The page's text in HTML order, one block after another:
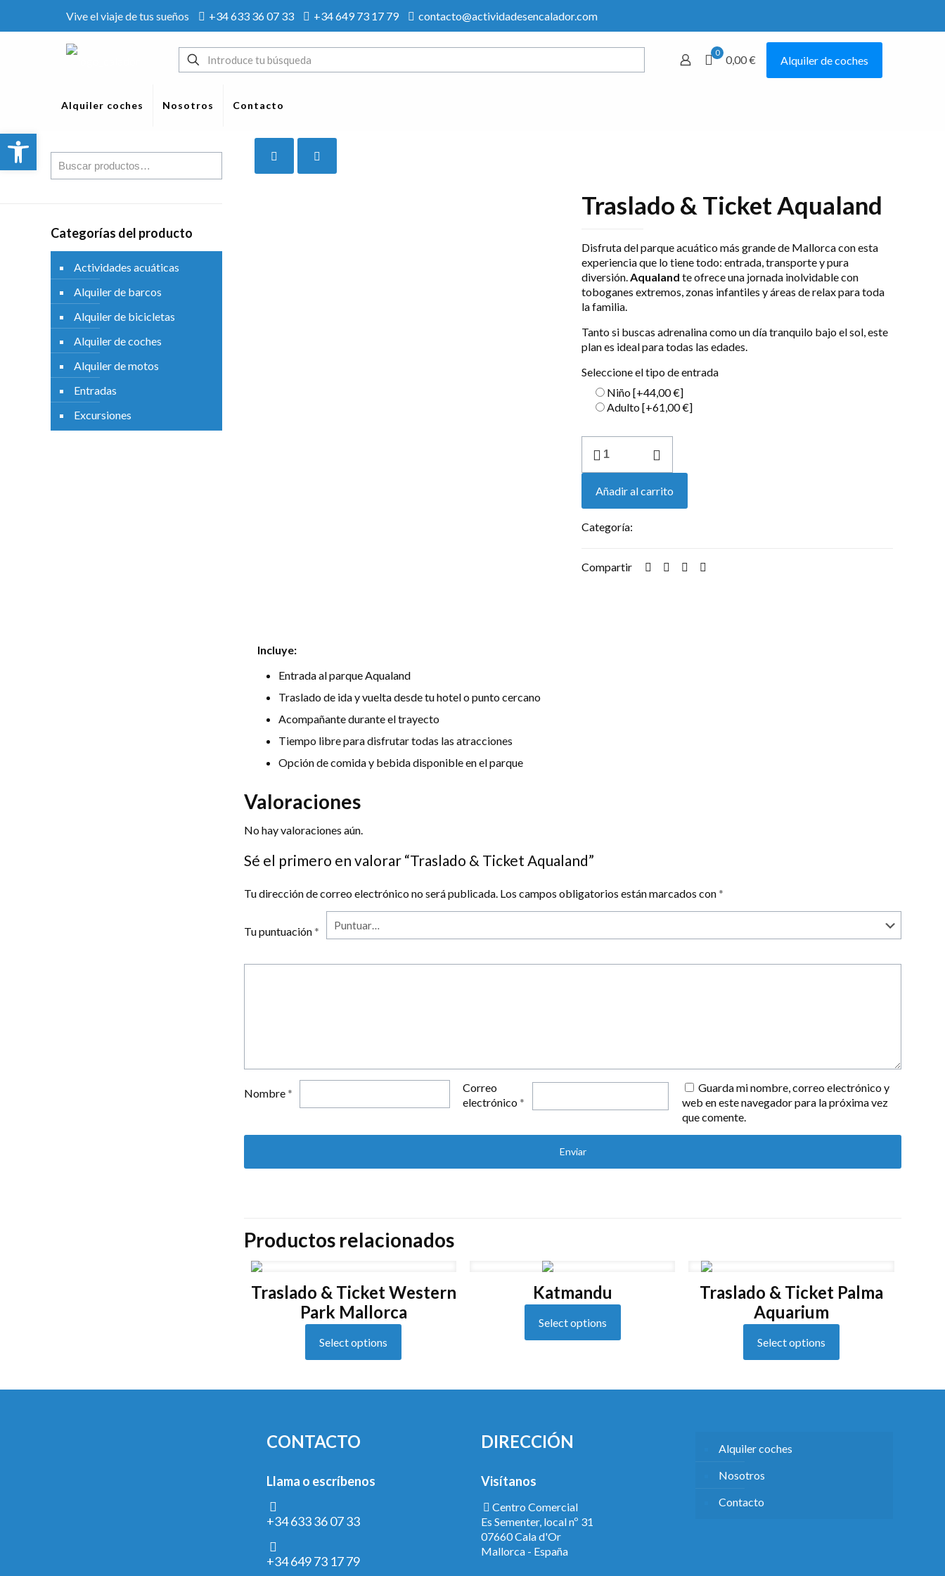
Vive el viaje de tus sueños +34 633 36 07 33 +34 649 73 17 79 contacto@actividadesencalador.com
0
0,00 € Alquiler de coches
Alquiler coches Nosotros Contacto
Traslado & Ticket Aqualand
Disfruta del parque acuático más grande de Mallorca con esta
experiencia que lo tiene todo: entrada, transporte y pura
diversión.Aqualand te ofrece una jornada inolvidable con
toboganes extremos, zonas infantiles y áreas de relax para toda
la familia.
Tanto si buscas adrenalina como un día tranquilo bajo el sol, este
plan es ideal para todas las edades.
Seleccione el tipo de entrada
Niño[+44,00 €]
Adulto[+61,00 €]
Ticket
Aqualand
Añadir al carrito
Categoría:
Compartir
Incluye:
Entrada al parque Aqualand
Traslado de ida y vuelta desde tu hotel o punto cercano
Acompañante durante el trayecto
Tiempo libre para disfrutar todas las atracciones
Opción de comida y bebida disponible en el parque
Valoraciones
No hay valoraciones aún.
Sé el primero en valorar “Traslado & Ticket Aqualand”
Tu dirección de correo electrónico no será publicada. Los campos obligatorios están marcados con*
Tu puntuación*
Nombre*
Correo
electrónico*
Guarda mi nombre, correo electrónico y
web en este navegador para la próxima vez
que comente.
Productos relacionados
Traslado & Ticket Western
Park Mallorca
Select options
Katmandu
Select options
Traslado & Ticket Palma
Aquarium
Select options
Categorías del producto
Actividades acuáticas
Alquiler de barcos
Alquiler de bicicletas
Alquiler de coches
Alquiler de motos
Entradas
Excursiones
CONTACTO
Llama o escríbenos
+34 633 36 07 33
+34 649 73 17 79
DIRECCIÓN
Visítanos
Centro Comercial
Es Sementer, local nº 31
07660 Cala d'Or
Mallorca - España
Alquiler coches
Nosotros
Contacto
Abrir barra de herramientas